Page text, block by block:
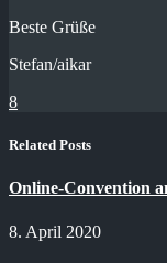
Beste Grüße
Stefan/aikar
8
Related Posts
Online-Convention
8. April 2020